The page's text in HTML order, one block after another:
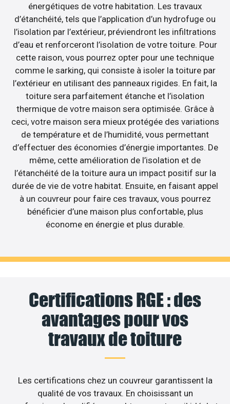
énergétiques de votre habitation. Les travaux
d’étanchéité, tels que l’application d’un hydrofuge ou
l’isolation par l’extérieur, préviendront les infiltrations
d’eau et renforceront l’isolation de votre toiture. Pour
cette raison, vous pourrez opter pour une technique
comme le sarking, qui consiste à isoler la toiture par
l’extérieur en utilisant des panneaux rigides. En fait, la
toiture sera parfaitement étanche et l’isolation
thermique de votre maison sera optimisée. Grâce à
ceci, votre maison sera mieux protégée des variations
de température et de l’humidité, vous permettant
d’effectuer des économies d’énergie importantes. De
même, cette amélioration de l’isolation et de
l’étanchéité de la toiture aura un impact positif sur la
durée de vie de votre habitat. Ensuite, en faisant appel
à un couvreur pour faire ces travaux, vous pourrez
bénéficier d’une maison plus confortable, plus
économe en énergie et plus durable.
Certifications RGE : des
avantages pour vos
travaux de toiture
Les certifications chez un couvreur garantissent la
qualité de vos travaux. En choisissant un